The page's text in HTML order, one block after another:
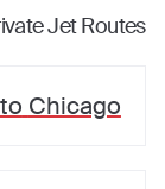
Jet Routes
to Chicago